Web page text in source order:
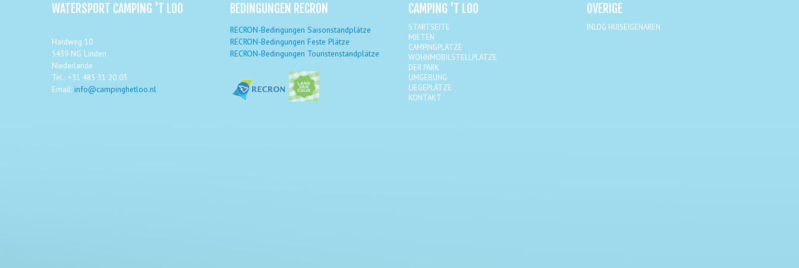
WATERSPORT CAMPING 'T LOO
Hardweg 10
5439 NG Linden
Niederlande
Tel.: +31 485 31 20 03
Email: info@campinghetloo.nl
BEDINGUNGEN RECRON
RECRON-Bedingungen Saisonstandplätze
RECRON-Bedingungen Feste Plätze
RECRON-Bedingungen Touristenstandplätze
CAMPING 'T LOO
STARTSEITE
MIETEN
CAMPINGPLÄTZE
WOHNMOBILSTELLPLÄTZE
DER PARK
UMGEBUNG
LIEGEPLÄTZE
KONTAKT
OVERIGE
INLOG HUISEIGENAREN